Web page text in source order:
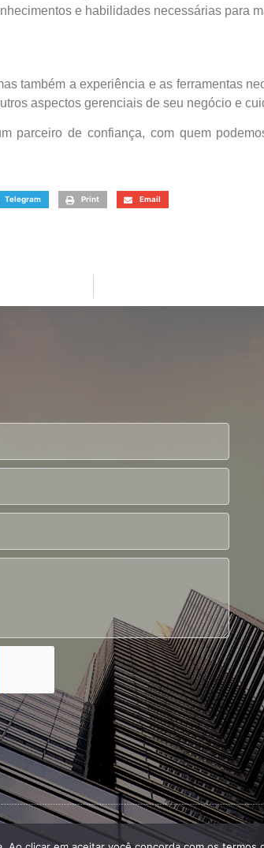
e habilidades necessárias para
também a experiência e as ferramentas
aspectos gerenciais de seu negócio e
parceiro de confiança, com quem
Telegram Print Email